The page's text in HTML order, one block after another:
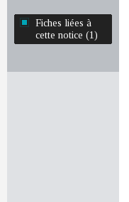
Fiches liées à
cette notice (1)